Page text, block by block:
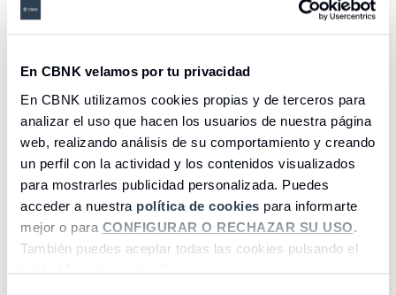
En CBNK velamos por tu privacidad
En CBNK utilizamos cookies propias y de terceros para
analizar el uso que hacen los usuarios de nuestra página
web, realizando análisis de su comportamiento y creando
un perfil con la actividad y los contenidos visualizados
para mostrarles publicidad personalizada. Puedes
acceder a nuestra política de cookies para informarte
mejor o para CONFIGURAR O RECHAZAR SU USO.
También puedes aceptar todas las cookies pulsando el
botón “Aceptar cookies”.